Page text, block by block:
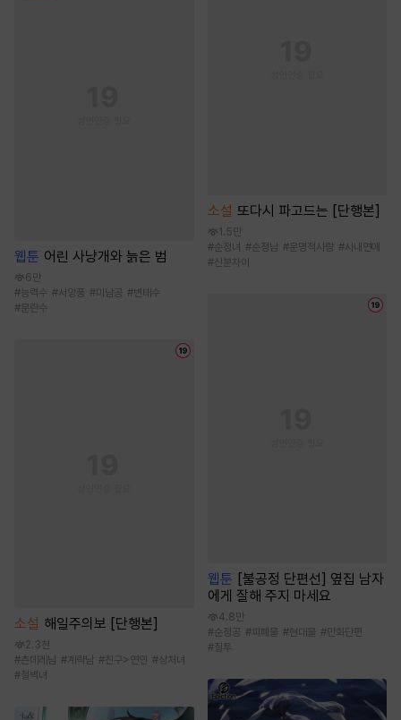
웹툰 어린 사냥개와 늙은 범
6만
#능력수 #서양풍 #미남공 #변태수
#문란수
소설 해일주의보 [단행본]
2.3천
#츤데레남 # 계략남 #친구>연인 #상처녀
#철벽녀
소설 또다시 파고드는 [단행본]
1.5만
#순정녀 #순정남 #운명적사랑 #사내연애
#신분차이
웹툰 [불공정 단편선] 옆집 남자
에게 잘해 주지 마세요
4.8만
#순정공 #피폐물 #현대물 #만화단편
#질투